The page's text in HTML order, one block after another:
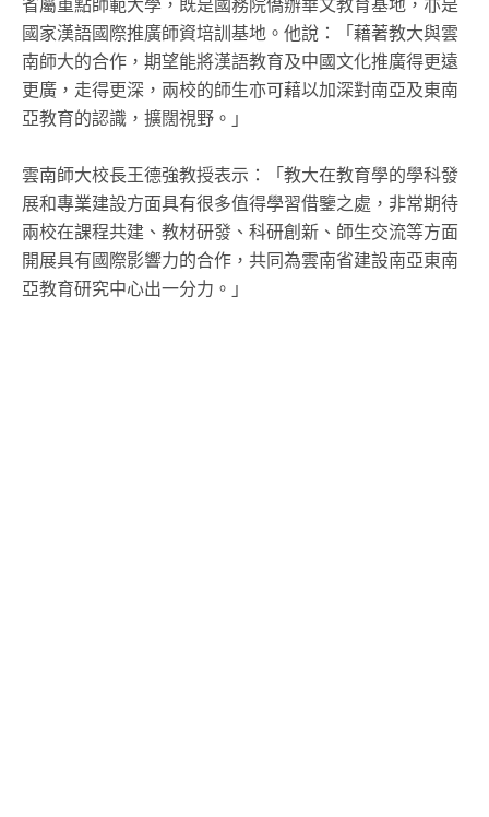
國家漢語國際推廣師資培訓基地。他說：「藉著教大與雲
南師大的合作，期望能將漢語教育及中國文化推廣得更遠
更廣，走得更深，兩校的師生亦可藉以加深對南亞及東南
亞教育的認識，擴闊視野。」
雲南師大校長王德強教授表示：「教大在教育學的學科發
展和專業建設方面具有很多值得學習借鑒之處，非常期待
兩校在課程共建、教材研發、科研創新、師生交流等方面
開展具有國際影響力的合作，共同為雲南省建設南亞東南
亞教育研究中心出一分力。」